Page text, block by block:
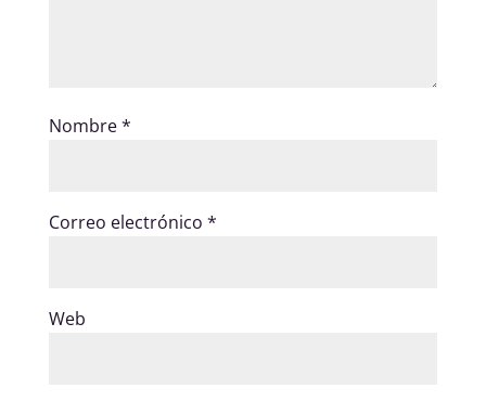
Nombre*
Correo electrónico *
Web